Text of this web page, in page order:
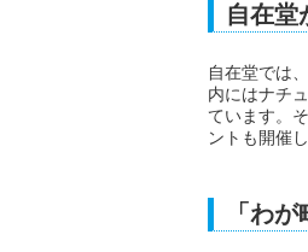
自在堂
自在堂では
内にはナチ
ています。
ントも開催
「わ